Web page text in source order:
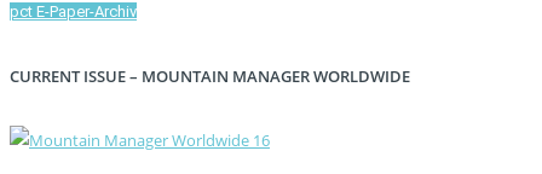
pct E-Paper-Archiv
CURRENT ISSUE – MOUNTAIN MANAGER WORLDWIDE